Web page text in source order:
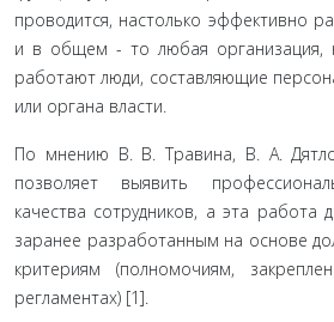
проводится, настолько эффективно
и в общем - то любая организация,
работают люди, составляющие
или органа власти.
По мнению В. В. Травина, В. А.
позволяет выявить
качества сотрудников, а эта работа
заранее разработанным на основе
критериям (полномочиям,
регламентах) [1].